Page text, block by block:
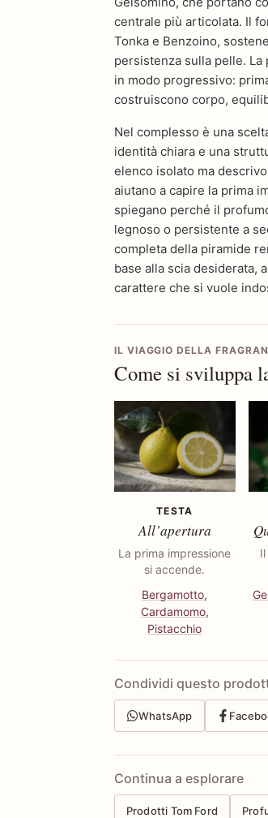
centrale più articolata. Il
Tonka e Benzoino,
persistenza sulla pelle.
in modo progressivo:
costruiscono corpo,
Nel complesso è una
identità chiara e una
elenco isolato ma
aiutano a capire la prima
spiegano perché il
legnoso o persistente a
completa della piramide
base alla scia desiderata,
carattere che si vuole
IL VIAGGIO DELLA
Come si sviluppa
TESTA
All’apertura
La prima impressione
si accende.
Bergamotto,
Cardamomo,
Pistacchio
Condividi questo
WhatsApp
Continua a esplorare
Prodotti Tom Ford